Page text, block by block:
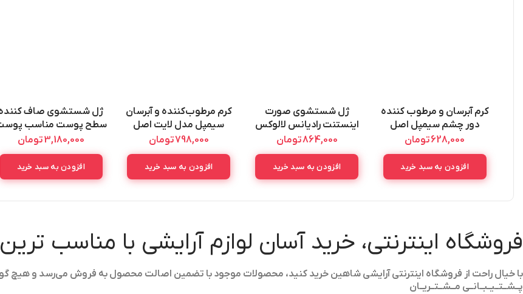
کرم آبرسان و مرطوب کننده
دور چشم سیمپل اصل
SIMPLE SOOTHING EYE
BALM 15M
628,000تومان
افزودن به سبد خرید
ژل شستشوی صورت
اینستنت رادیانس لالوکس
اصل La Luxe Instant
Radiance Wash Gel
400ML
864,000تومان
افزودن به سبد خرید
کرم مرطوب‌کننده و آبرسان
سیمپل مدل لایت اصل
Simple Hydrating Light
Moisturiser 125ML
798,000تومان
افزودن به سبد خرید
ژل شستشوی صاف
سطح پوست مناسب
خشک سراوی اصل CERAVE
SA SMOOTHING
CLEANSER 236ML
3,180,000تومان
افزودن به سبد خرید
فروشگاه اینترنتی، خرید آسان لوازم آرایشی با مناسب
با خیال راحت از فروشگاه اینترنتی آرایشی شاهین خرید کنید، محصولات موجود با تضمین اصالت محصول به فروش می‌رسد و
پــشــتــیــبــانــی مــشــتــریــان